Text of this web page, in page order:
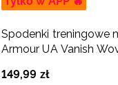
Spodenki treningowe
Armour UA Vanish
149,99 zł